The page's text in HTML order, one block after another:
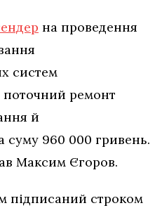
на проведення
систем
поточний ремонт
й
суму 960 000 гривень.
Максим Єгоров.
підписаний строком